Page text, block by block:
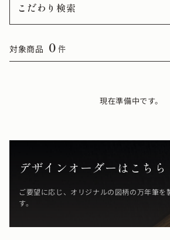
こだわり検索
対象商品 0 件
現在準備中です。
デザインオーダーはこちら
ご要望に応じ、オリジナルの図柄の万年筆を
す。